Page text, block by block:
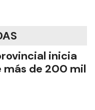
inicia
más de 200 mil